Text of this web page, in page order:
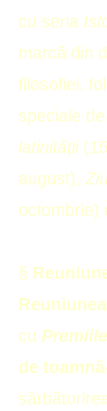
cu seria
marcă din
filosofiei,
speciale
latinităţii
august),
octombrie)
§
Reuniunea
cu
de